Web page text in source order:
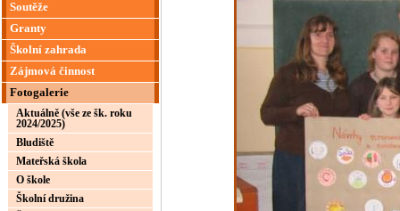
Soutěže
Granty
Školní zahrada
Zájmová činnost
Fotogalerie
Aktuálně (vše ze šk. roku
2024/2025)
Bludiště
Mateřská škola
O škole
Školní družina